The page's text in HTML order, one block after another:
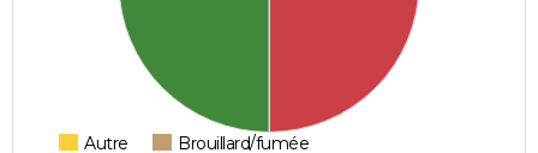
Autre
Brouillard/fumée